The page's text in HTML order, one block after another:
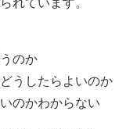
れています。
のか
うしたらよいのか
のかわからない